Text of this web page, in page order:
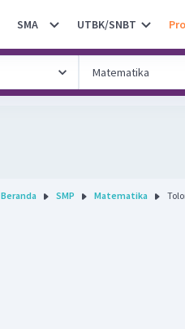
SMA UTBK/SNBT
Beranda SMP Matematika